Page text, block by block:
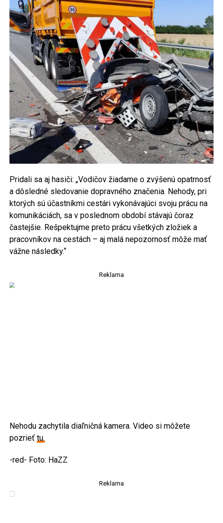
Pridali sa aj hasiči: „Vodičov žiadame o zvýšenú opatrnosť
a dôsledné sledovanie dopravného značenia. Nehody, pri
ktorých sú účastníkmi cestári vykonávajúci svoju prácu na
komunikáciách, sa v poslednom období stávajú čoraz
častejšie. Rešpektujme preto prácu všetkých zložiek a
pracovníkov na cestách – aj malá nepozornosť môže mať
vážne následky.“
Reklama
Nehodu zachytila diaľničná kamera. Video si môžete
pozrieť tu.
-red- Foto: HaZZ
Reklama